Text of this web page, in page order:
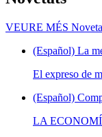
VEURE MÉS
(Español) La
El expreso de
(Español)
LA